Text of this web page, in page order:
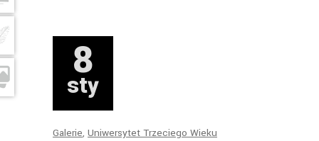
8
sty
Galerie, Uniwersytet Trzeciego Wieku